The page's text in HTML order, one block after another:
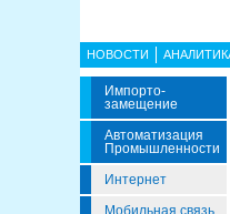
НОВОСТИ
Импорто­
Замещение
Автоматизация
Промышленности
Интернет
Мобильная связь